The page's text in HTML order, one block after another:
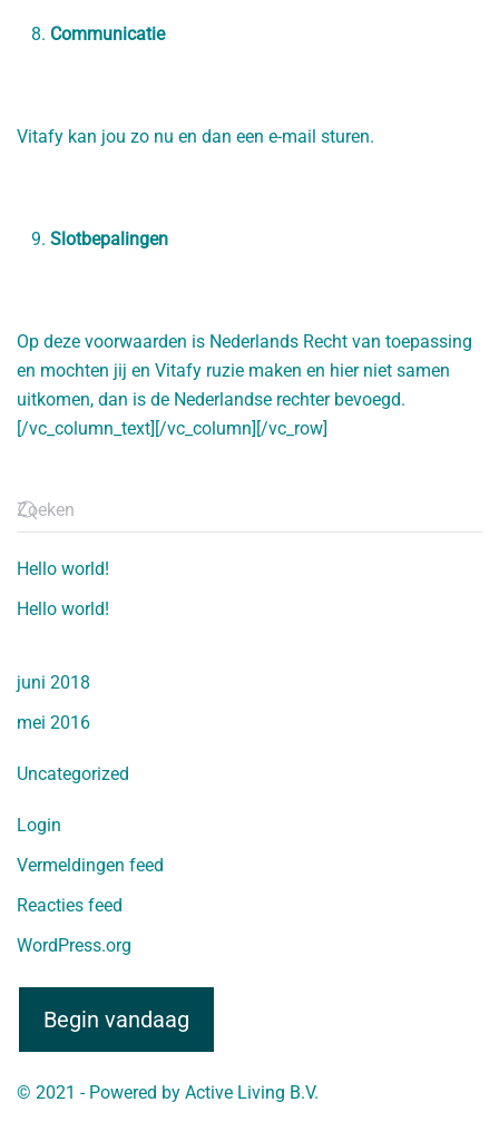
Communicatie
Vitafy kan jou zo nu en dan een e-mail sturen.
Slotbepalingen
Op deze voorwaarden is Nederlands Recht van toepassing
en mochten jij en Vitafy ruzie maken en hier niet samen
uitkomen, dan is de Nederlandse rechter bevoegd.
[/vc_column_text][/vc_column][/vc_row]
Hello world!
Hello world!
juni 2018
mei 2016
Uncategorized
Login
Vermeldingen feed
Reacties feed
WordPress.org
Begin vandaag
© 2021 - Powered by Active Living B.V.